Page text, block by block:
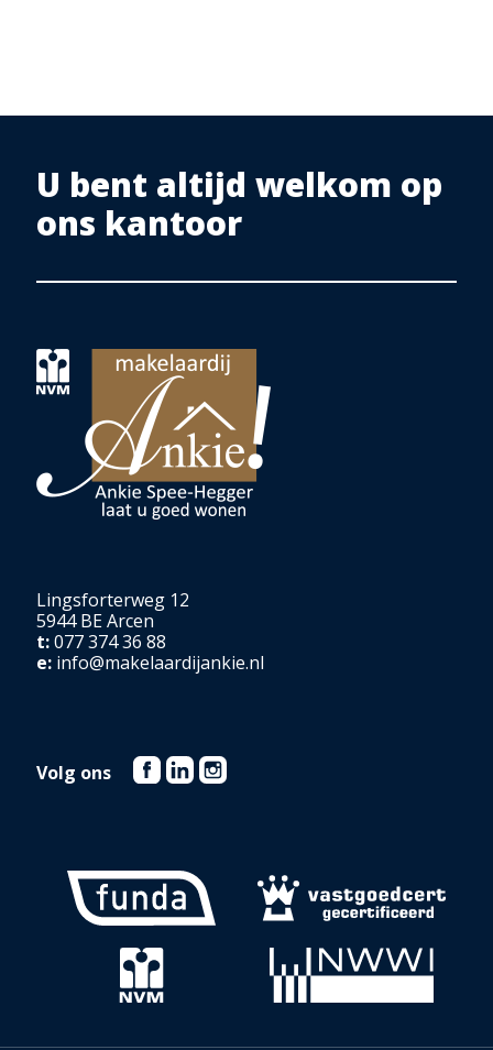
U bent altijd welkom op
ons kantoor
Lingsforterweg 12
5944 BE Arcen
t:077 374 36 88
e: info@makelaardijankie.nl
Volg ons